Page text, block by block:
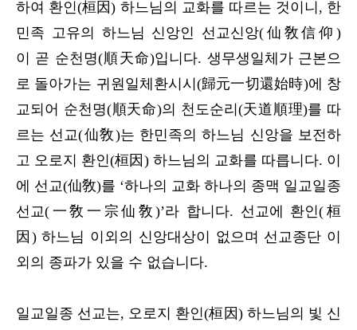
하여 환인(桓因) 하느님의 교화를 따르는 것이니, 한
민족 고유의 하느님 신앙인 선교신앙(仙敎信仰)
이 곧 순천명(順天命)입니다. 생무생일체가 근본으
로 돌아가는 귀원일체환시시(歸元一切還始時)에 창
교되어 순천명(順天命)의 천도순리(天道順理)를 따
르는 선교(仙敎)는 한민족의 하느님 신앙을 보전하
고 오로지 환인(桓因) 하느님의 교화를 따릅니다. 이
에 선교(仙敎)를 ‘하나의 교화 하나의 종맥 일교일종
선교(一敎一宗仙敎)’라 합니다. 선교에 환인(桓
因) 하느님 이외의 신앙대상이 없으며 선교종단 이
외의 종파가 있을 수 없습니다.
일교일종 선교는, 오로지 환인(桓因) 하느님의 빛 신